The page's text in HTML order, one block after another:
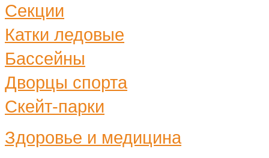
Секции
Катки ледовые
Бассейны
Дворцы спорта
Скейт-парки
Здоровье и медицина